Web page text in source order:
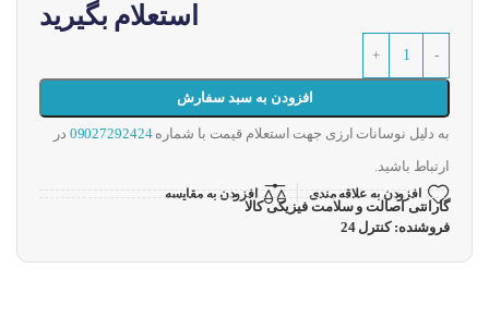
استعلام بگیرید
افزودن به سبد سفارش
به دلیل نوسانات ارزی جهت استعلام قیمت با شماره09027292424 در
ارتباط باشید.
افزودن به علاقه مندی افزودن به مقایسه
گارانتی اصالت و سلامت فیزیکی کالا
فروشنده: کنترل 24